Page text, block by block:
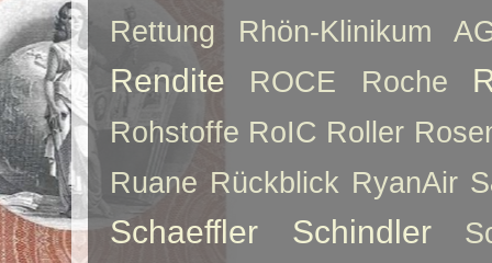
Rettung
Rhön-Klinikum
Rendite ROCE Roche
Rohstoffe RoIC Roller
Ruane Rückblick RyanAir
Schaeffler Schindler